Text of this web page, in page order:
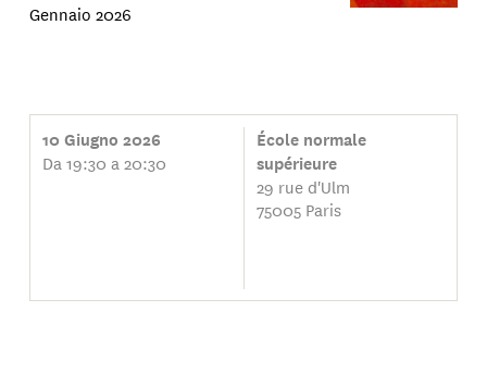
Gennaio 2026
10 Giugno 2026
Da 19:30 a 20:30
École normale
supérieure
29 rue d'Ulm
75005 Paris